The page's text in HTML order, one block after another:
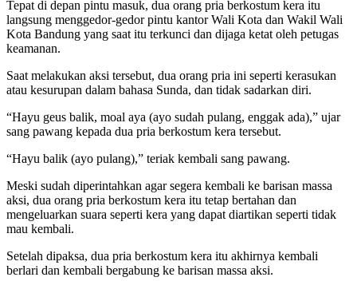
Tepat di depan pintu masuk, dua orang pria berkostum kera itu
langsung menggedor-gedor pintu kantor Wali Kota dan Wakil Wali
Kota Bandung yang saat itu terkunci dan dijaga ketat oleh petugas
keamanan.
Saat melakukan aksi tersebut, dua orang pria ini seperti kerasukan
atau kesurupan dalam bahasa Sunda, dan tidak sadarkan diri.
“Hayu geus balik, moal aya (ayo sudah pulang, enggak ada),” ujar
sang pawang kepada dua pria berkostum kera tersebut.
“Hayu balik (ayo pulang),” teriak kembali sang pawang.
Meski sudah diperintahkan agar segera kembali ke barisan massa
aksi, dua orang pria berkostum kera itu tetap bertahan dan
mengeluarkan suara seperti kera yang dapat diartikan seperti tidak
mau kembali.
Setelah dipaksa, dua pria berkostum kera itu akhirnya kembali
berlari dan kembali bergabung ke barisan massa aksi.